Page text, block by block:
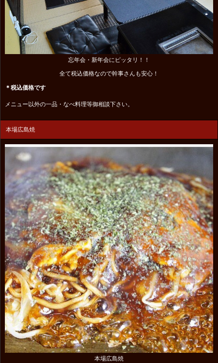
忘年会・新年会にピッタリ！！
全て税込価格なので幹事さんも安心！
＊税込価格です
メニュー以外の一品・なべ料理等御相談下さい。
本場広島焼
本場広島焼